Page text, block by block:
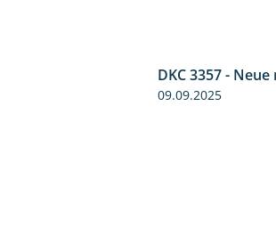
DKC 3357 -
09.09.2025